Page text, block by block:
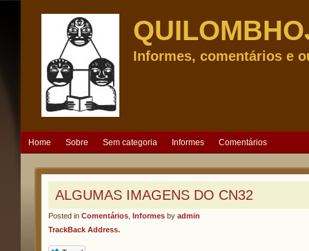
Informes, comentários e
Home Sobre Sem categoria Informes Comentários
ALGUMAS IMAGENS DO CN32
Posted in Comentários Informes by admin
TrackBack Address.